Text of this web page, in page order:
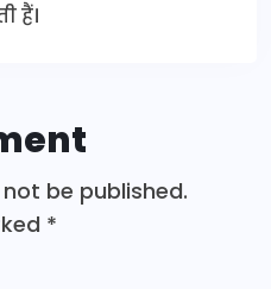
हैं।
be published.
*